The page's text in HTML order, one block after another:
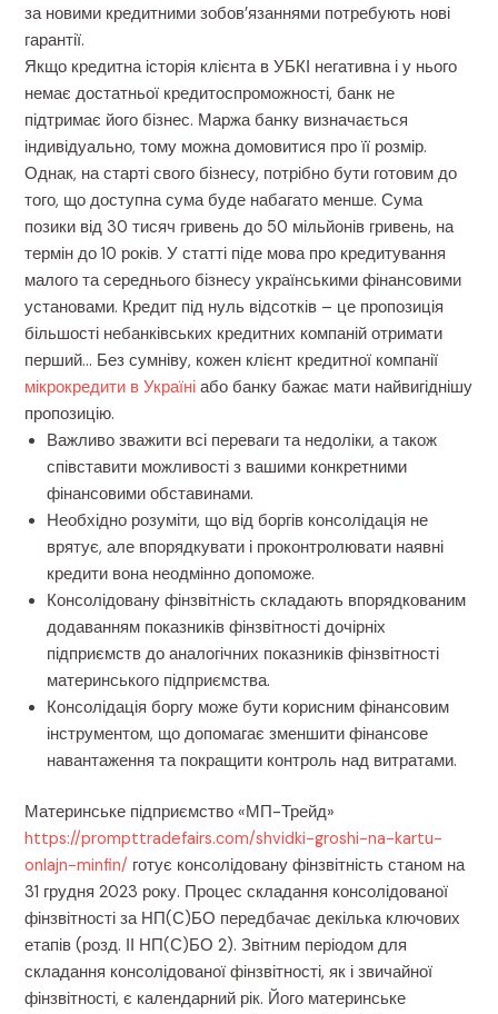
за новими кредитними зобов’язаннями потребують нові
гарантії.
Якщо кредитна історія клієнта в УБКІ негативна і у нього
немає достатньої кредитоспроможності, банк не
підтримає його бізнес. Маржа банку визначається
індивідуально, тому можна домовитися про її розмір.
Однак, на старті свого бізнесу, потрібно бути готовим до
того, що доступна сума буде набагато менше. Сума
позики від 30 тисяч гривень до 50 мільйонів гривень, на
термін до 10 років. У статті піде мова про кредитування
малого та середнього бізнесу українськими фінансовими
установами. Кредит під нуль відсотків – це пропозиція
більшості небанківських кредитних компаній отримати
перший… Без сумніву, кожен клієнт кредитної компанії
мікрокредити в Україні або банку бажає мати найвигіднішу
пропозицію.
Важливо зважити всі переваги та недоліки, а також
співставити можливості з вашими конкретними
фінансовими обставинами.
Необхідно розуміти, що від боргів консолідація не
врятує, але впорядкувати і проконтролювати наявні
кредити вона неодмінно допоможе.
Консолідовану фінзвітність складають впорядкованим
додаванням показників фінзвітності дочірніх
підприємств до аналогічних показників фінзвітності
материнського підприємства.
Консолідація боргу може бути корисним фінансовим
інструментом, що допомагає зменшити фінансове
навантаження та покращити контроль над витратами.
Материнське підприємство «МП-Трейд»
https://prompttradefairs.com/shvidki-groshi-na-kartu-
onlajn-minfin/ готує консолідовану фінзвітність станом на
31 грудня 2023 року. Процес складання консолідованої
фінзвітності за НП(С)БО передбачає декілька ключових
етапів (розд. ІІ НП(С)БО 2). Звітним періодом для
складання консолідованої фінзвітності, як і звичайної
фінзвітності, є календарний рік. Його материнське